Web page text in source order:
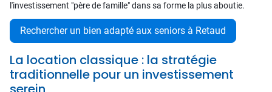
l'investissement "père de famille" dans sa forme la plus aboutie.
Rechercher un bien adapté aux seniors à Retaud
La location classique : la stratégie
traditionnelle pour un investissement